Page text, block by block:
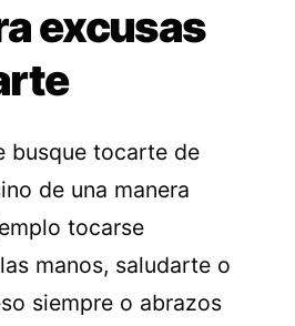
excusas
busque tocarte de
de una manera
tocarse
manos, saludarte o
siempre o abrazos